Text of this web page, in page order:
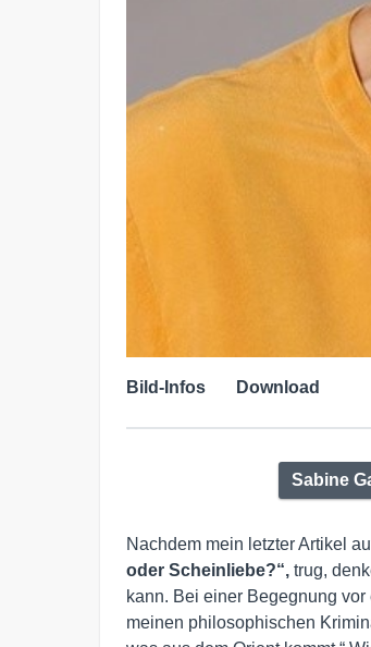
Bild-Infos Download
Sabine
Nachdem mein letzter Artikel
oder Scheinliebe?“, trug,
kann. Bei einer Begegnung
meinen philosophischen